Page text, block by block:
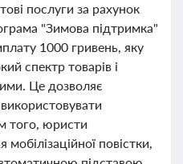
послуги за рахунок
"Зимова підтримка"
1000 гривень, яку
спектр товарів і
Це дозволяє
того, юристи
повістки,